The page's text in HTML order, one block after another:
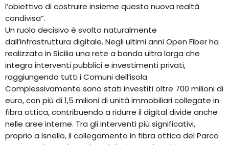
l’obiettivo di costruire insieme questa nuova realtà
condivisa”.
Un ruolo decisivo è svolto naturalmente
dall’infrastruttura digitale. Negli ultimi anni Open Fiber ha
realizzato in Sicilia una rete a banda ultra larga che
integra interventi pubblici e investimenti privati,
raggiungendo tutti i Comuni dell’isola.
Complessivamente sono stati investiti oltre 700 milioni di
euro, con più di 1,5 milioni di unità immobiliari collegate in
fibra ottica, contribuendo a ridurre il digital divide anche
nelle aree interne. Tra gli interventi più significativi,
proprio a Isnello, il collegamento in fibra ottica del Parco